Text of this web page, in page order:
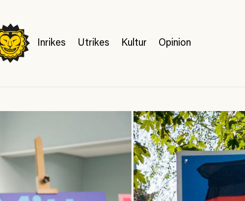
Inrikes Utrikes Kultur Opinion